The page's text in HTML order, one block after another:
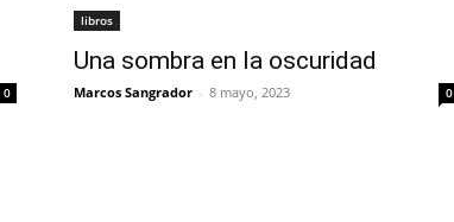
0
libros
Una sombra en la oscuridad
Marcos Sangrador - 8 mayo, 2023 0